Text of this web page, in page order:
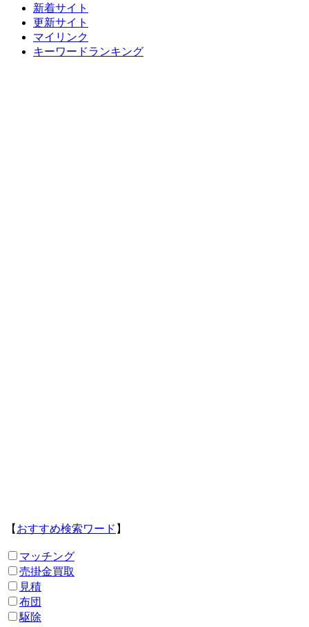
新着サイト
更新サイト
マイリンク
キーワードランキング
【 おすすめ検索ワード 】
マッチング
売掛金買取
見積
布団
駆除